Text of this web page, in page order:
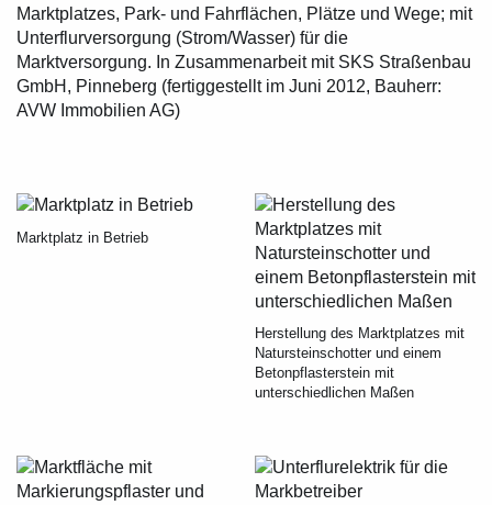
Marktplatzes, Park- und Fahrflächen, Plätze und Wege; mit
Unterflurversorgung (Strom/Wasser) für die
Marktversorgung. In Zusammenarbeit mit SKS Straßenbau
GmbH, Pinneberg (fertiggestellt im Juni 2012, Bauherr:
AVW Immobilien AG)
Marktplatz in Betrieb
Herstellung des Marktplatzes mit
Natursteinschotter und einem
Betonpflasterstein mit
unterschiedlichen Maßen